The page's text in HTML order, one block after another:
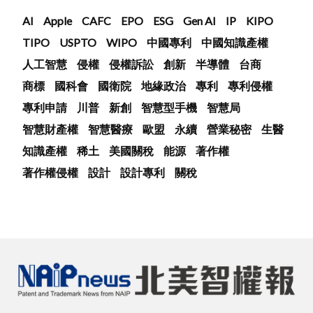
AI Apple CAFC EPO ESG Gen AI IP
KIPO
TIPO
USPTO WIPO 中國專利
中國知識產權
人工智慧
侵權 侵權訴訟 創新 半導體
台商
商標
國科會 國衛院 地緣政治 專利
專利侵權
專利申請
川普 新創 智慧型手機
智慧局
智慧財產權
智慧醫療 歐盟 永續 營業秘密
生醫
知識產權
稀土 美國關稅 能源
著作權
著作權侵權
設計 設計專利 關稅